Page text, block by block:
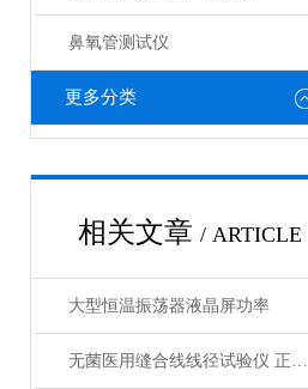
鼻氧管测试仪
更多分类
相关文章 / ARTICLE
大型恒温振荡器液晶屏功率
无菌医用缝合线线径试验仪 正品，现货，好用——都在上海理涛